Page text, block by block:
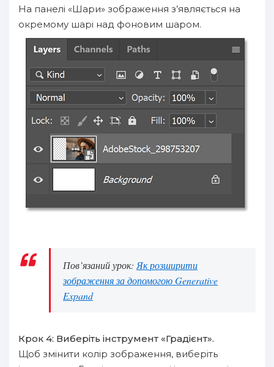
На панелі «Шари» зображення з’являється на
окремому шарі над фоновим шаром.
Пов’язаний урок:Як розширити
зображення за допомогою Generative
Expand
Крок 4: Виберіть інструмент «Градієнт».
Щоб змінити колір зображення, виберіть